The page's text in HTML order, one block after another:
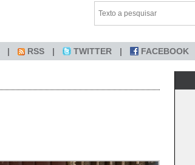
RSS TWITTER FACEBOOK